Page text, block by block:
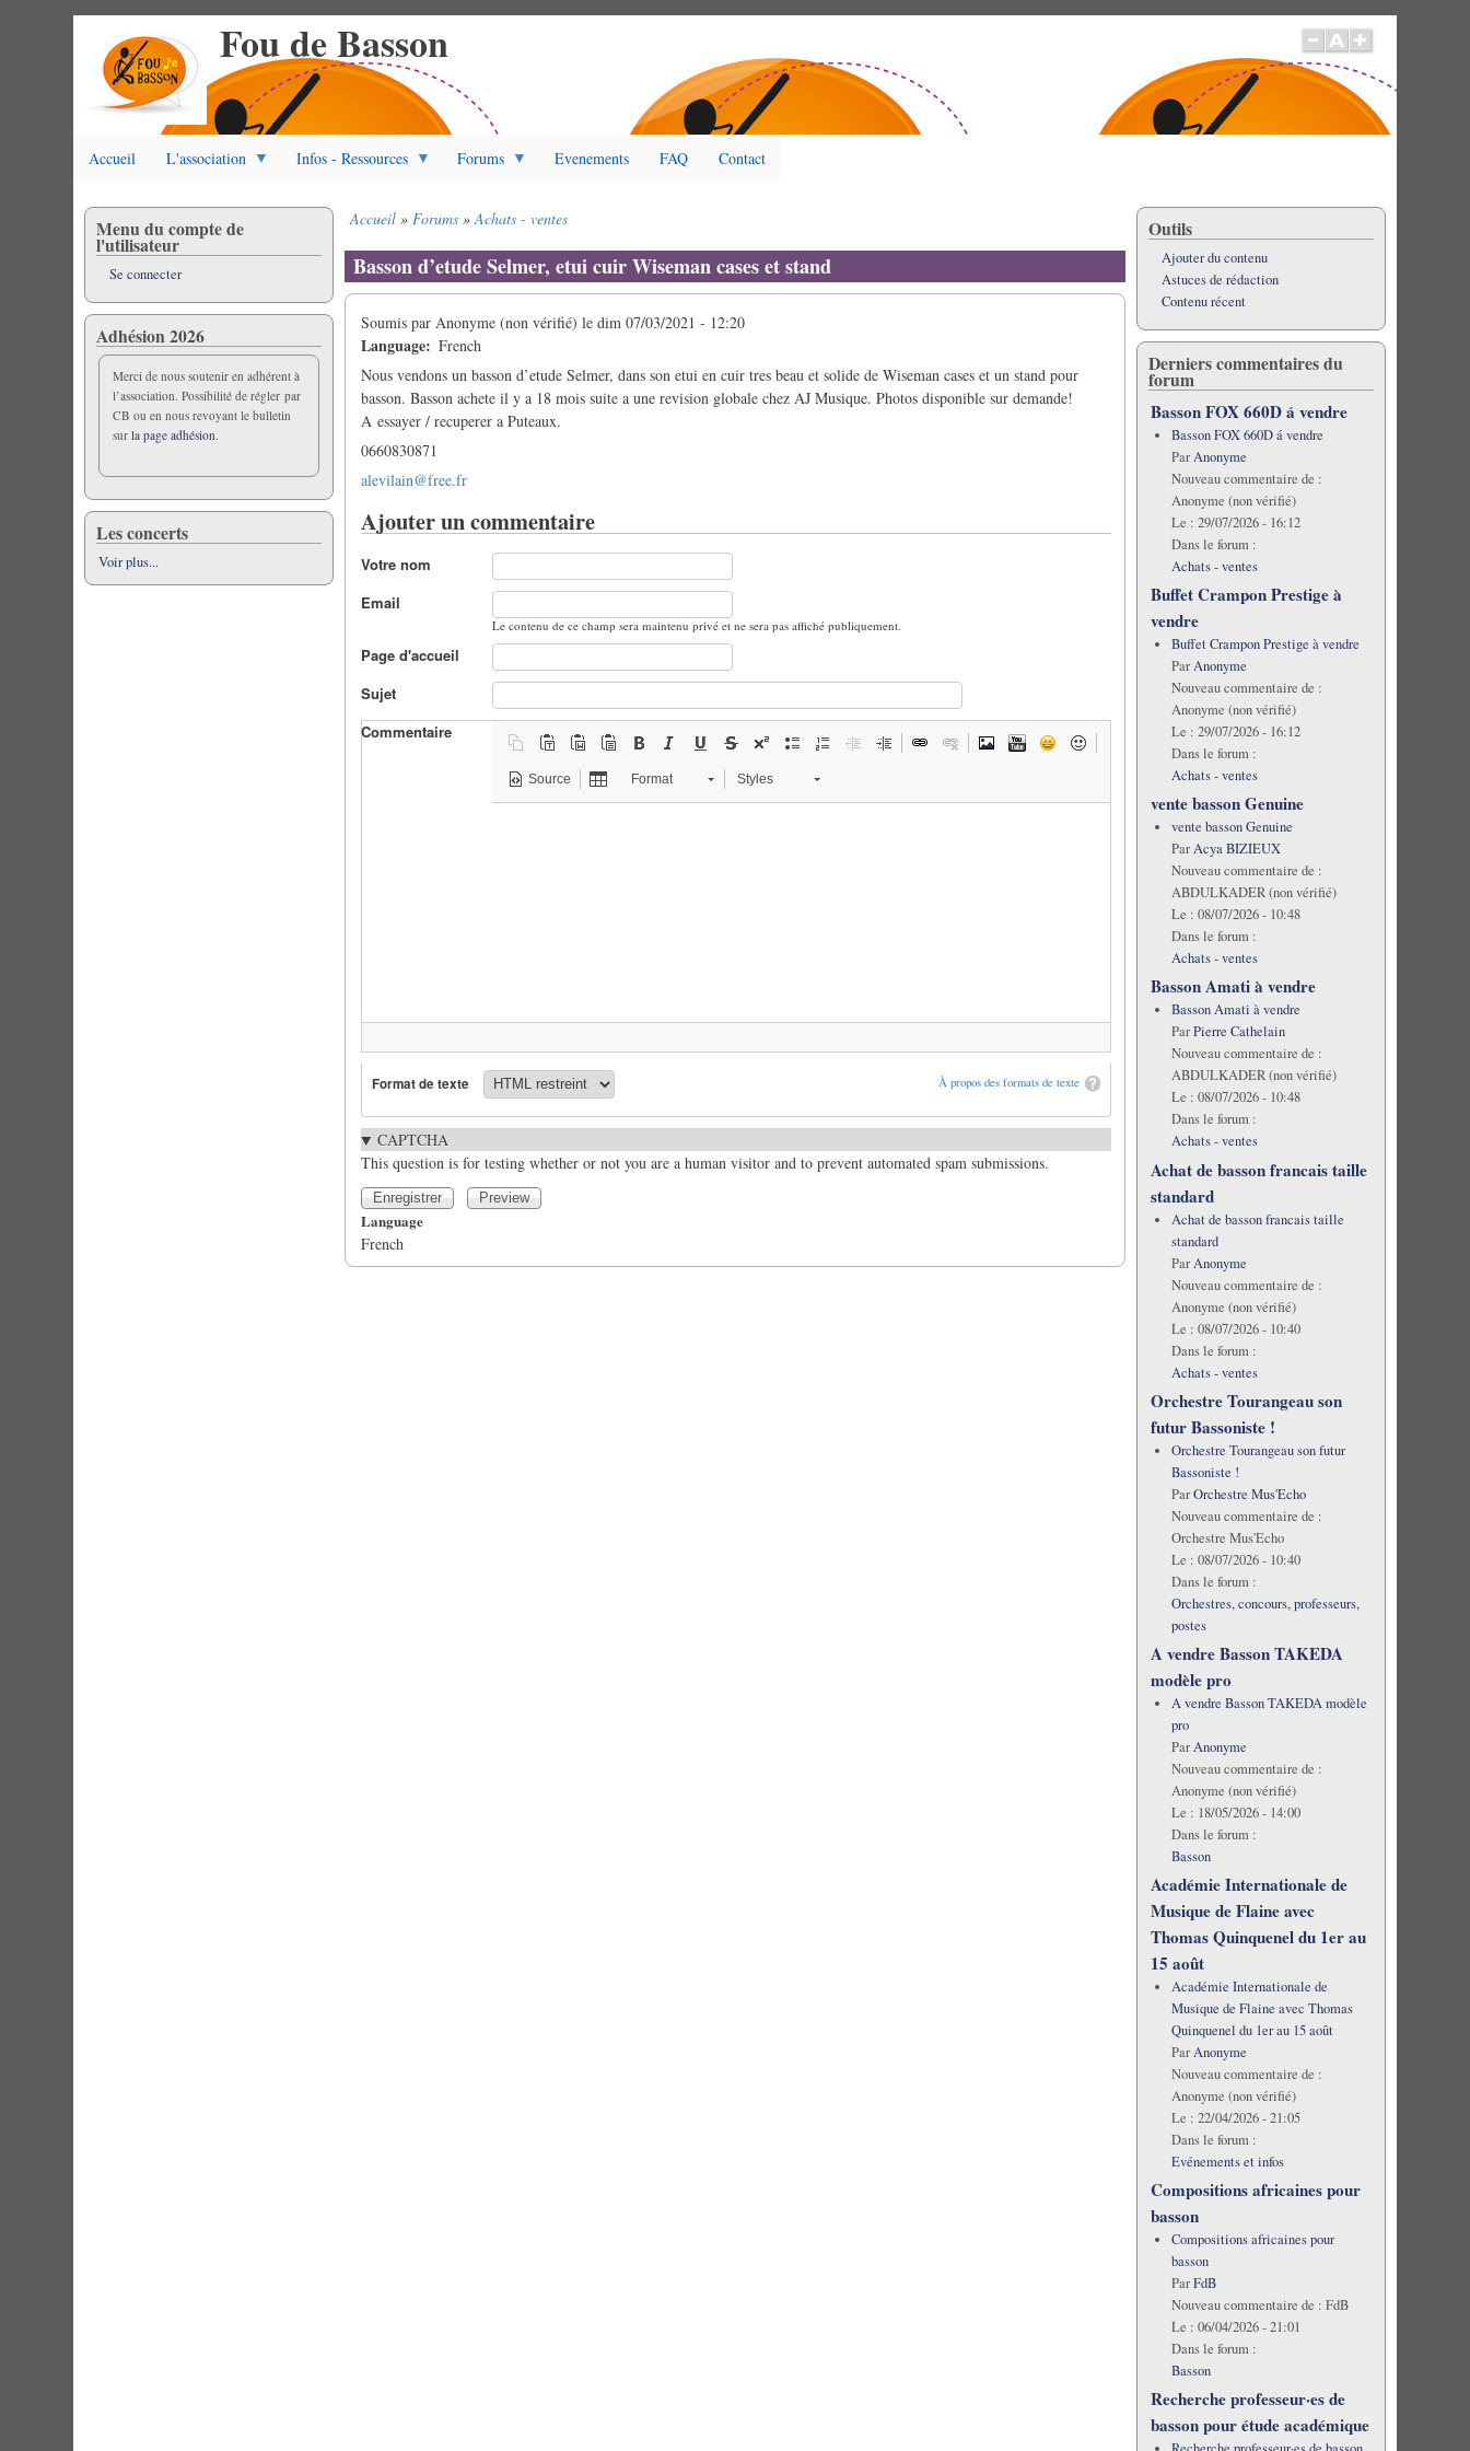
Fou de Basson
Accueil L'association Infos - Ressources Forums Evenements FAQ Contact
d'Ariane
Accueil Forums Achats - ventes
Basson d’etude Selmer, etui cuir Wiseman cases et stand
Soumis parAnonyme (non vérifié) ledim 07/03/2021 - 12:20
Language
French
Nous vendons un basson d’etude Selmer, dans son etui en cuir tres beau et solide de Wiseman cases et un stand pour
basson. Basson achete il y a 18 mois suite a une revision globale chez AJ Musique. Photos disponible sur demande!
A essayer / recuperer a Puteaux.
0660830871
alevilain@free.fr
Ajouter un commentaire
Votre nom
Email
Le contenu de ce champ sera maintenu privé et ne sera pas affiché publiquement.
Page d'accueil
Sujet
Commentaire
Source Format Styles
À propos des formats de texte
Format de texte
CAPTCHA
This question is for testing whether or not you are a human visitor and to prevent automated spam submissions.
Language
French
Menu du compte de
l'utilisateur
Se connecter
Adhésion 2026
Merci de nous soutenir en adhérent à
l’association. Possibilité de régler par
CB ou en nous revoyant le bulletin
surla page adhésion.
Les concerts
Voir plus...
Outils
Ajouter du contenu
Astuces de rédaction
Contenu récent
Derniers commentaires du
forum
Basson FOX 660D á vendre
Basson FOX 660D á vendre
ParAnonyme
Nouveau commentaire de :
Anonyme (non vérifié)
Le : 29/07/2026 - 16:12
Dans le forum :
Achats - ventes
Buffet Crampon Prestige à
vendre
Buffet Crampon Prestige à vendre
ParAnonyme
Nouveau commentaire de :
Anonyme (non vérifié)
Le : 29/07/2026 - 16:12
Dans le forum :
Achats - ventes
vente basson Genuine
vente basson Genuine
ParAcya BIZIEUX
Nouveau commentaire de :
ABDULKADER (non vérifié)
Le : 08/07/2026 - 10:48
Dans le forum :
Achats - ventes
Basson Amati à vendre
Basson Amati à vendre
ParPierre Cathelain
Nouveau commentaire de :
ABDULKADER (non vérifié)
Le : 08/07/2026 - 10:48
Dans le forum :
Achats - ventes
Achat de basson francais taille
standard
Achat de basson francais taille
standard
ParAnonyme
Nouveau commentaire de :
Anonyme (non vérifié)
Le : 08/07/2026 - 10:40
Dans le forum :
Achats - ventes
Orchestre Tourangeau son
futur Bassoniste !
Orchestre Tourangeau son futur
Bassoniste !
ParOrchestre Mus'Echo
Nouveau commentaire de :
Orchestre Mus'Echo
Le : 08/07/2026 - 10:40
Dans le forum :
Orchestres, concours, professeurs,
postes
A vendre Basson TAKEDA
modèle pro
A vendre Basson TAKEDA modèle
pro
ParAnonyme
Nouveau commentaire de :
Anonyme (non vérifié)
Le : 18/05/2026 - 14:00
Dans le forum :
Basson
Académie Internationale de
Musique de Flaine avec
Thomas Quinquenel du 1er au
15 août
Académie Internationale de
Musique de Flaine avec Thomas
Quinquenel du 1er au 15 août
ParAnonyme
Nouveau commentaire de :
Anonyme (non vérifié)
Le : 22/04/2026 - 21:05
Dans le forum :
Evénements et infos
Compositions africaines pour
basson
Compositions africaines pour
basson
ParFdB
Nouveau commentaire de : FdB
Le : 06/04/2026 - 21:01
Dans le forum :
Basson
Recherche professeur·es de
basson pour étude académique